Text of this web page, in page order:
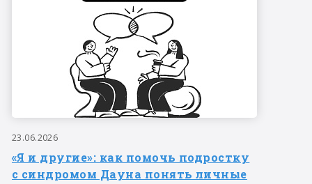
23.06.2026
«Я и другие»: как помочь подростку
с синдромом Дауна понять личные